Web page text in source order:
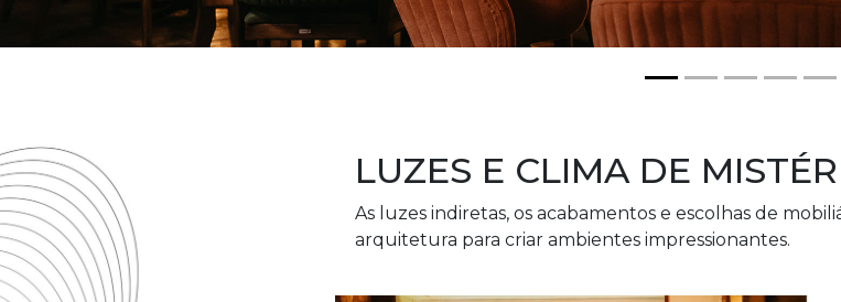
LUZES E CLIMA DE
As luzes indiretas, os acabamentos e escolhas de
arquitetura para criar ambientes impressionantes.